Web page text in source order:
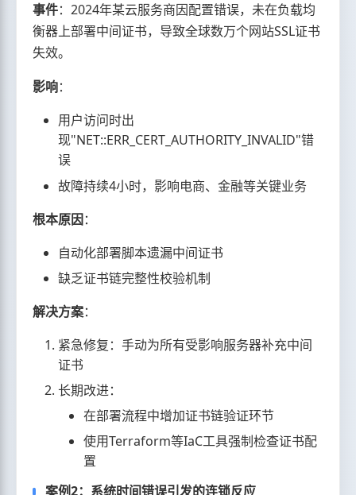
事件：2024年某云服务商因配置错误，未在负载均
衡器上部署中间证书，导致全球数万个网站SSL证书
失效。
影响：
用户访问时出
现"NET::ERR_CERT_AUTHORITY_INVALID"错
误
故障持续4小时，影响电商、金融等关键业务
根本原因：
自动化部署脚本遗漏中间证书
缺乏证书链完整性校验机制
解决方案：
紧急修复：手动为所有受影响服务器补充中间
证书
长期改进：
在部署流程中增加证书链验证环节
使用Terraform等IaC工具强制检查证书配
置
案例2：系统时间错误引发的连锁反应